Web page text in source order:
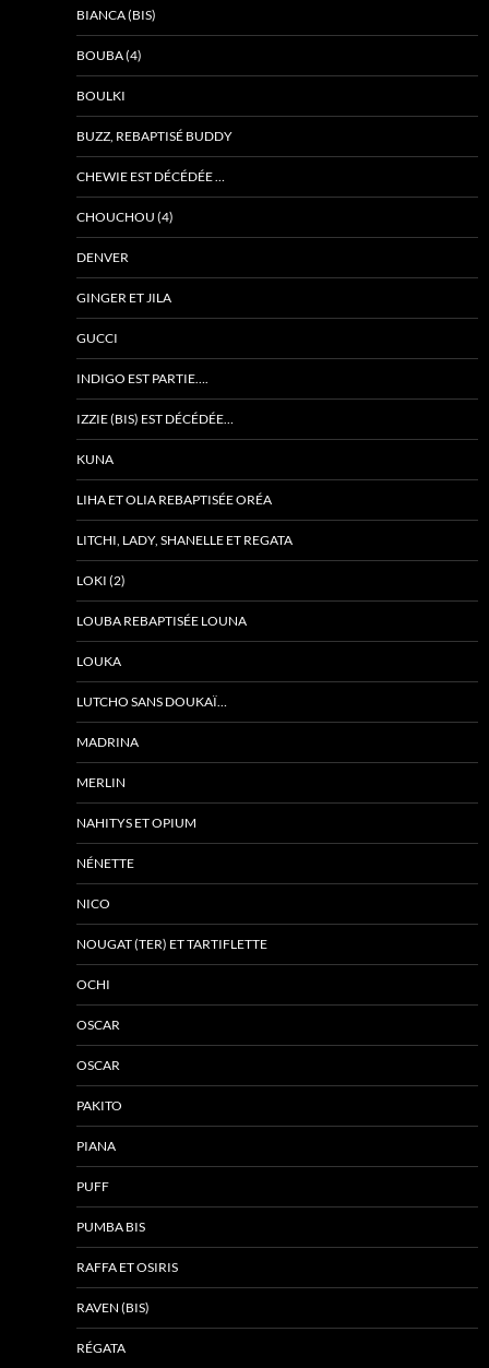
BIANCA (BIS)
BOUBA (4)
BOULKI
BUZZ, REBAPTISÉ BUDDY
CHEWIE EST DÉCÉDÉE …
CHOUCHOU (4)
DENVER
GINGER ET JILA
GUCCI
INDIGO EST PARTIE….
IZZIE (BIS) EST DÉCÉDÉE…
KUNA
LIHA ET OLIA REBAPTISÉE ORÉA
LITCHI, LADY, SHANELLE ET REGATA
LOKI (2)
LOUBA REBAPTISÉE LOUNA
LOUKA
LUTCHO SANS DOUKAÏ…
MADRINA
MERLIN
NAHITYS ET OPIUM
NÉNETTE
NICO
NOUGAT (TER) ET TARTIFLETTE
OCHI
OSCAR
OSCAR
PAKITO
PIANA
PUFF
PUMBA BIS
RAFFA ET OSIRIS
RAVEN (BIS)
RÉGATA